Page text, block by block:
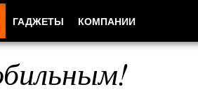
ГАДЖЕТЫ КОМПАНИИ